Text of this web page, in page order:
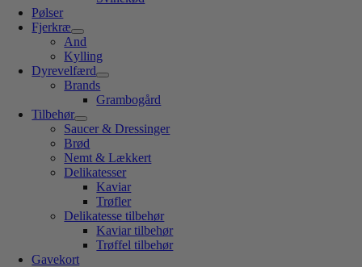
Pølser
Fjerkræ
And
Kylling
Dyrevelfærd
Brands
Grambogård
Tilbehør
Saucer & Dressinger
Brød
Nemt & Lækkert
Delikatesser
Kaviar
Trøfler
Delikatesse tilbehør
Kaviar tilbehør
Trøffel tilbehør
Gavekort